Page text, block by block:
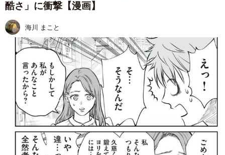
酷さ」に衝撃【漫画】
海川 まこと